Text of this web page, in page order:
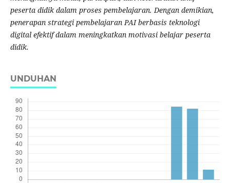
peserta didik dalam proses pembelajaran. Dengan demikian,
penerapan strategi pembelajaran PAI berbasis teknologi
digital efektif dalam meningkatkan motivasi belajar peserta
didik.
UNDUHAN